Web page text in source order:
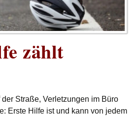
zählt
Straße, Verletzungen im Büro
Erste Hilfe ist und kann von jedem